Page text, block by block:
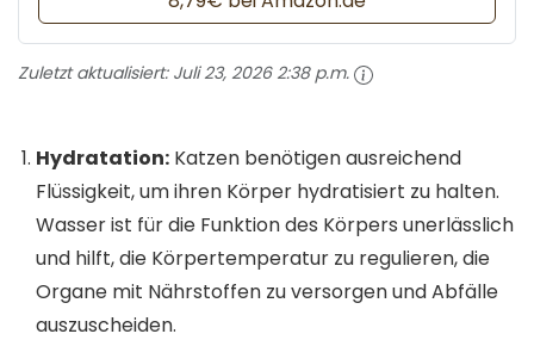
Zuletzt aktualisiert: Juli 23, 2026 2:38 p.m.
Hydratation: Katzen benötigen ausreichend
Flüssigkeit, um ihren Körper hydratisiert zu halten.
Wasser ist für die Funktion des Körpers unerlässlich
und hilft, die Körpertemperatur zu regulieren, die
Organe mit Nährstoffen zu versorgen und Abfälle
auszuscheiden.